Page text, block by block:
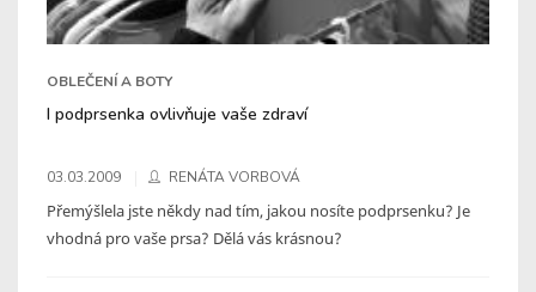
OBLEČENÍ A BOTY
I podprsenka ovlivňuje vaše zdraví
03.03.2009 RENÁTA VORBOVÁ
Přemýšlela jste někdy nad tím, jakou nosíte podprsenku? Je
vhodná pro vaše prsa? Dělá vás krásnou?